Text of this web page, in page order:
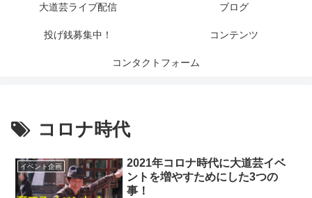
大道芸ライブ配信 ブログ
投げ銭募集中！ コンテンツ
コンタクトフォーム
コロナ時代
イベント企画
2021年コロナ時代に大道芸イベ
ントを増やすためにした3つの
事！